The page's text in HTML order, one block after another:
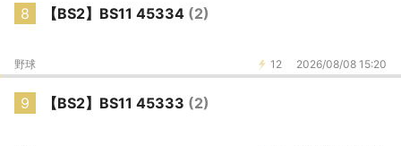
8 【BS2】BS11 45334 (2)
12 2026/08/08 15:20
野球
9 【BS2】BS11 45333 (2)